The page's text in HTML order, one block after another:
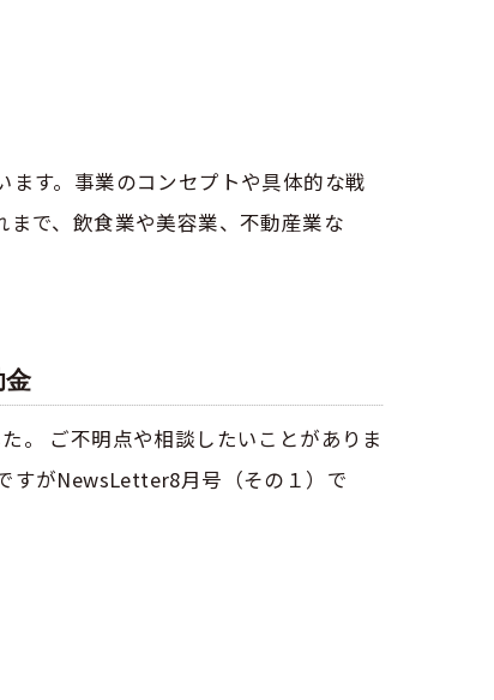
す。事業のコンセプトや具体的な戦
で、飲食業や美容業、不動産業な
金
。 ご不明点や相談したいことがありま
すがNewsLetter8月号（その１）で